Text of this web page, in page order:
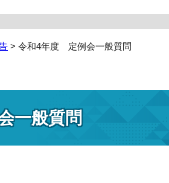
> 令和4年度 定例会一般質問
一般質問